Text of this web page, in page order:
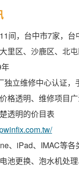
间，台中市7家，台
里区、沙鹿区、北
独立维修中心认证，
格透明、维修项目广
透明的价目表
、iPad、IMAC等各
池更换、泡水机处